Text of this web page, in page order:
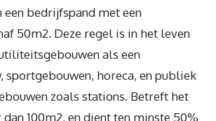
bedrijfspand met een
50m2. Deze regel is in het leven
als een
sportgebouwen, horeca, en publiek
zoals stations. Betreft het
100m2, en dient ten minste 50%